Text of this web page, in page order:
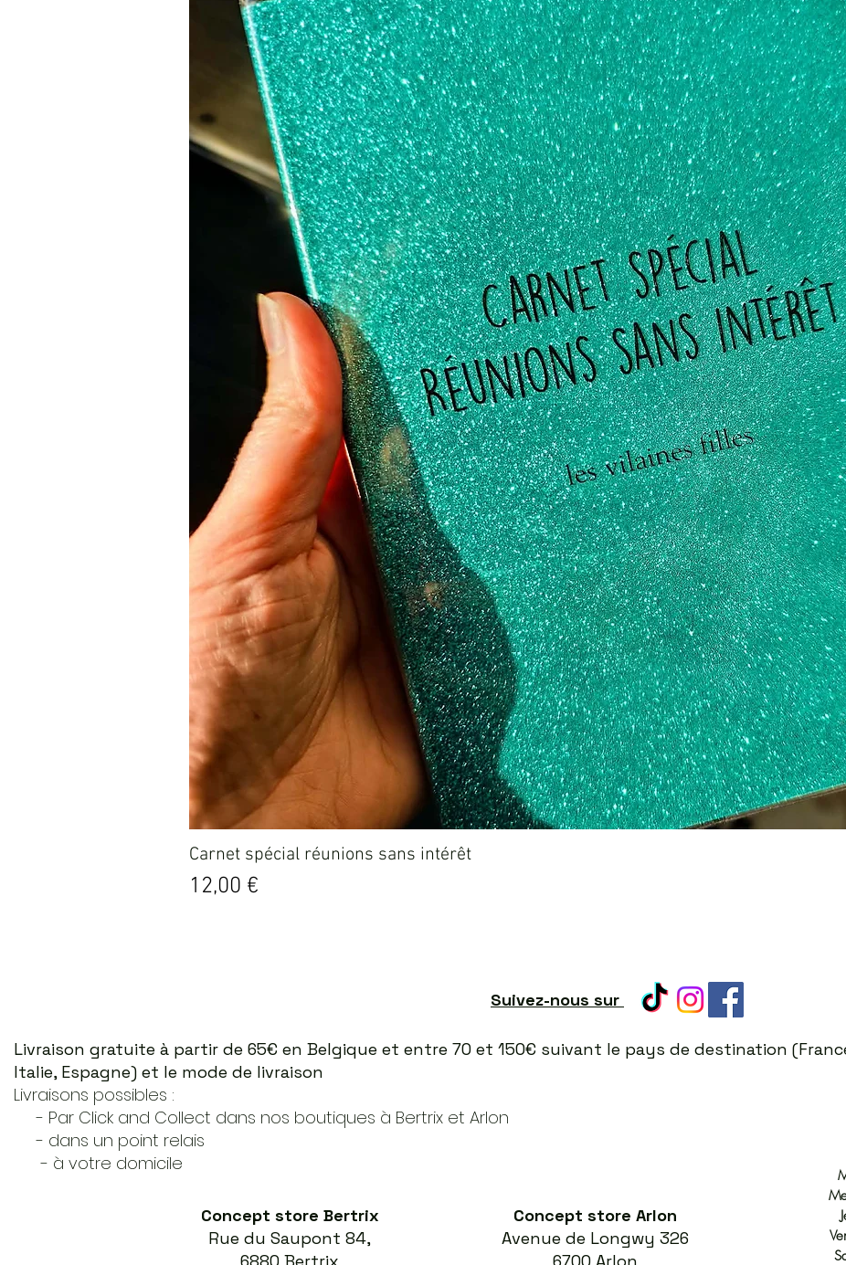
Carnet spécial réunions sans intérêt
Prix
12,00 €
Suivez-nous sur
Livraison gratuite à partir de 65€ en Belgique et entre 70 et 150€ suivant le pays de destination
Italie, Espagne) et le mode de livraison
Livraisons possibles :
- Par Click and Collect dans nos boutiques à Bertrix et Arlon
- dans un point relais
- à votre domicile
Concept store Bertrix
Rue du Saupont 84,
Concept store Arlon
Avenue de Longwy 326